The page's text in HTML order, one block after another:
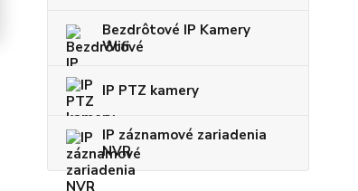
Bezdrôtové IP Kamery
Wifi
IP PTZ kamery
IP záznamové zariadenia
NVR